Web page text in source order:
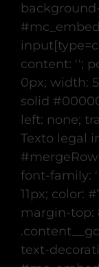
content: '';
0px; width:
solid
left: none;
Texto legal
font-family:
11px; color:
margin-top:
text-